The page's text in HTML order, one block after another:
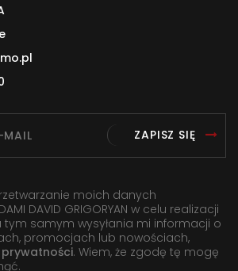
ZAPISZ SIĘ
moich danych
DAVID GRIGORYAN w celu realizacji
tym samym wysyłania mi informacji o
promocjach lub nowościach,
. Wiem, że zgodę tę mogę